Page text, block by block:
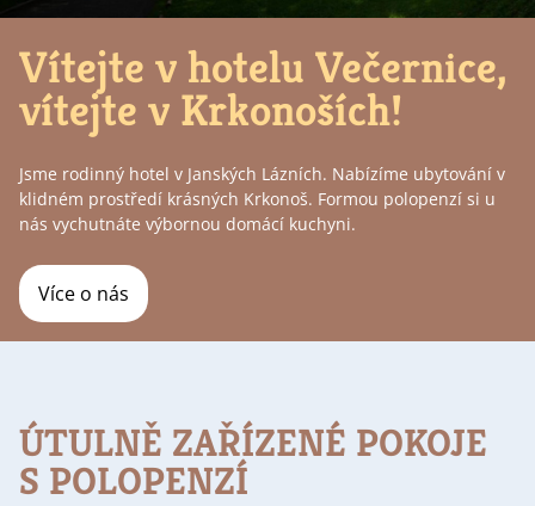
Vítejte v hotelu Večernice,
vítejte v Krkonoších!
Jsme rodinný hotel v Janských Lázních. Nabízíme ubytování v
klidném prostředí krásných Krkonoš. Formou polopenzí si u
nás vychutnáte výbornou domácí kuchyni.
Více o nás
ÚTULNĚ ZAŘÍZENÉ POKOJE
S POLOPENZÍ